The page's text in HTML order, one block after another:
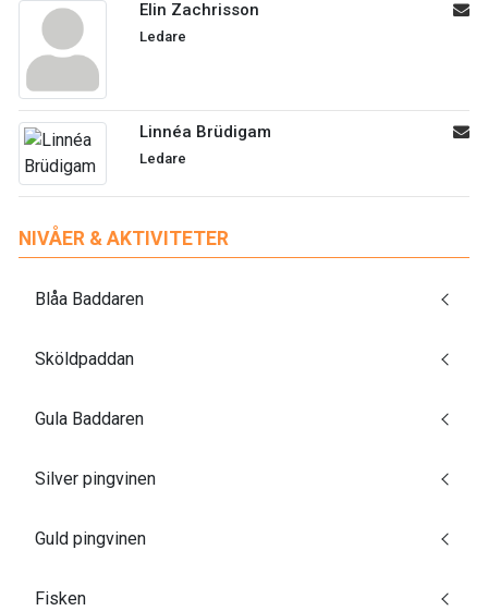
Elin Zachrisson
Ledare
Linnéa Brüdigam
Ledare
NIVÅER & AKTIVITETER
Blåa Baddaren
Sköldpaddan
Gula Baddaren
Silver pingvinen
Guld pingvinen
Fisken